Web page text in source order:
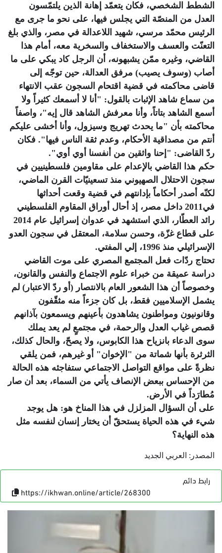
الشطط الشخصي، فكان يتعمّد إهانة الذين يلتمّسون
العدل من المنصّة التي يجلس فيها، على نحو ما جرى مع
الرئيس محمّد مرسي، شهيد اللاعدالة في مصر، والذي بلغ
التعنّت والعسف والاستخفاف والسخرية معه، أمام هذا
القاضي، وغيره ممّن يشبهونه، أن الرجل كاد يبكي على ما
أصاب (وسوف يصيب) مرفق العدالة، حين توجّه إلى
قاضى محاكمته في قضية اقتحام السجون عقب الانتهاء
من سماع شاهد الإثبات بالقول: "أنا لا أسمعك كثيراً ولا
أسمع الشاهد بتاتاً، وأنا معرفش الشاهد قال إيه"، واصفاً
محاكمته بأن "ما يحدث تهريج وسيزول، وأنا أخشى عليكم
أنتم من مصداقية الأحكام، وعدم ثقة الناس فيها". فكان
ردّ القاضى: "إحنا واثقين من أنفسنا أوي أوي".
حكم هذا القاضي بالإعدام على مقاومين فلسطينيين في
سجون الاحتلال الصهيوني منذ تسعينيّات القرن الماضي،
لكنّه أصدر أحكاماً بإدانتهم في قضية وقعت أحداثها
في2011 داخل مصر، إذ أحال أوراق المقاوم الفلسطيني
رائد العطّار، الذي استشهد في عدوان إسرائيل عام 2014
على قطاع غزّة، وحسن سلامة، المعتقل في سجون العدو
الإسرائيلي منذ 1996، إلي المفتي.
تحتاج ردّات فعل المجتمع المصري على موت القاضي
دراسة عميقة من خبراء علوم الاجتماع والنفس والقانون،
وخصوصاً أن هذا الشعور العام بالانتصار (أو ردّ الاعتبار) لم
يشمل الإسلاميين فقط، بل كان جزءاً منه مثقّفون
وقانونيون ومواطنون يشاهدون بأعينهم ويسمعون بآذانهم
قصص غياب العدل والرحمة، في مجتمعٍ لم يعد يملك
سوى الدعاء بانزياح هذا الكابوس، ولا يصحّ، والحال كذلك،
الثرثرة بأنها شماتة من "الإخوان" أو غيرهم، فمن يلقي
نظرةً على مواقع التواصل الاجتماعي ستفاجئه هذه الحالة
من الإحساس ببعض الإنصاف يأتي من السماء، بعد أن صار
مُطارَداً في الأرض.
على أن السؤال المزلزل في هذا المناخ هو: هل يوجد
شيء في هذه الحياة يستحقّ أن يختار إنسان لنفسه مثل
هذه النهاية؟
المصدر: العربي الجديد
رابط دائم
https://ikhwan.online/article/268300